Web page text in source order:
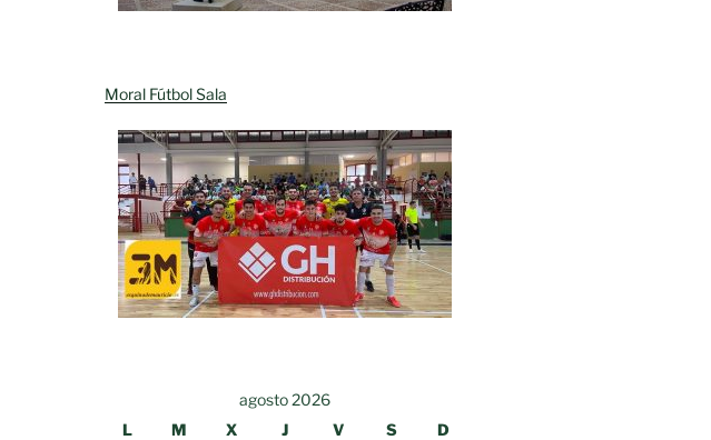
Moral Fútbol Sala
agosto 2026
L
M X J V S D